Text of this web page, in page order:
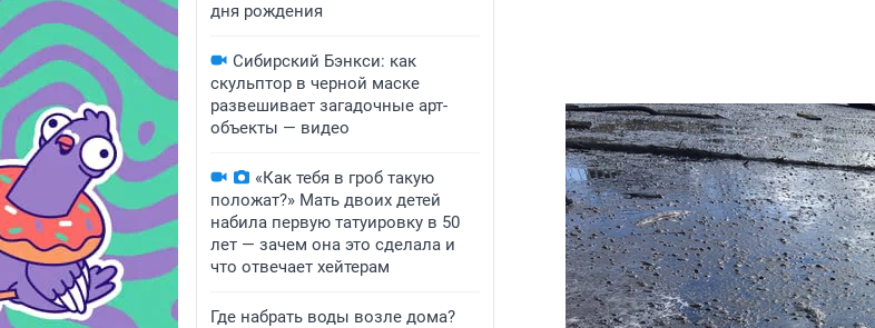
дня рождения
Сибирский Бэнкси: как
скульптор в черной маске
развешивает загадочные арт-
объекты — видео
«Как тебя в гроб такую
положат?» Мать двоих детей
набила первую татуировку в 50
лет — зачем она это сделала и
что отвечает хейтерам
Где набрать воды возле дома?